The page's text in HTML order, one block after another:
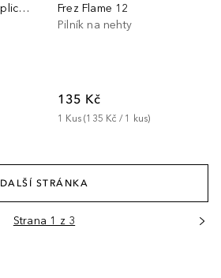
Semistick - Powders Applicator
Frez Flame 12
Pilník na nehty
135 Kč
1 Kus (135 Kč / 1 kus)
DALŠÍ STRÁNKA
Strana 1 z 3